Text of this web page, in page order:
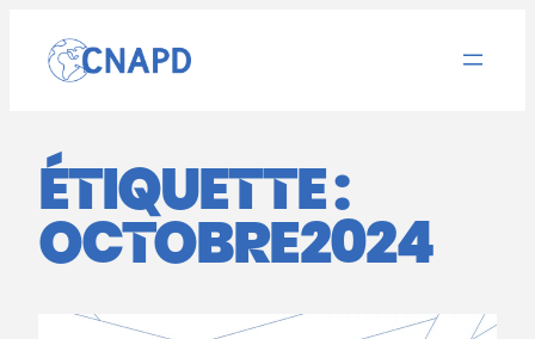
contenu
ÉTIQUETTE :
OCTOBRE2024